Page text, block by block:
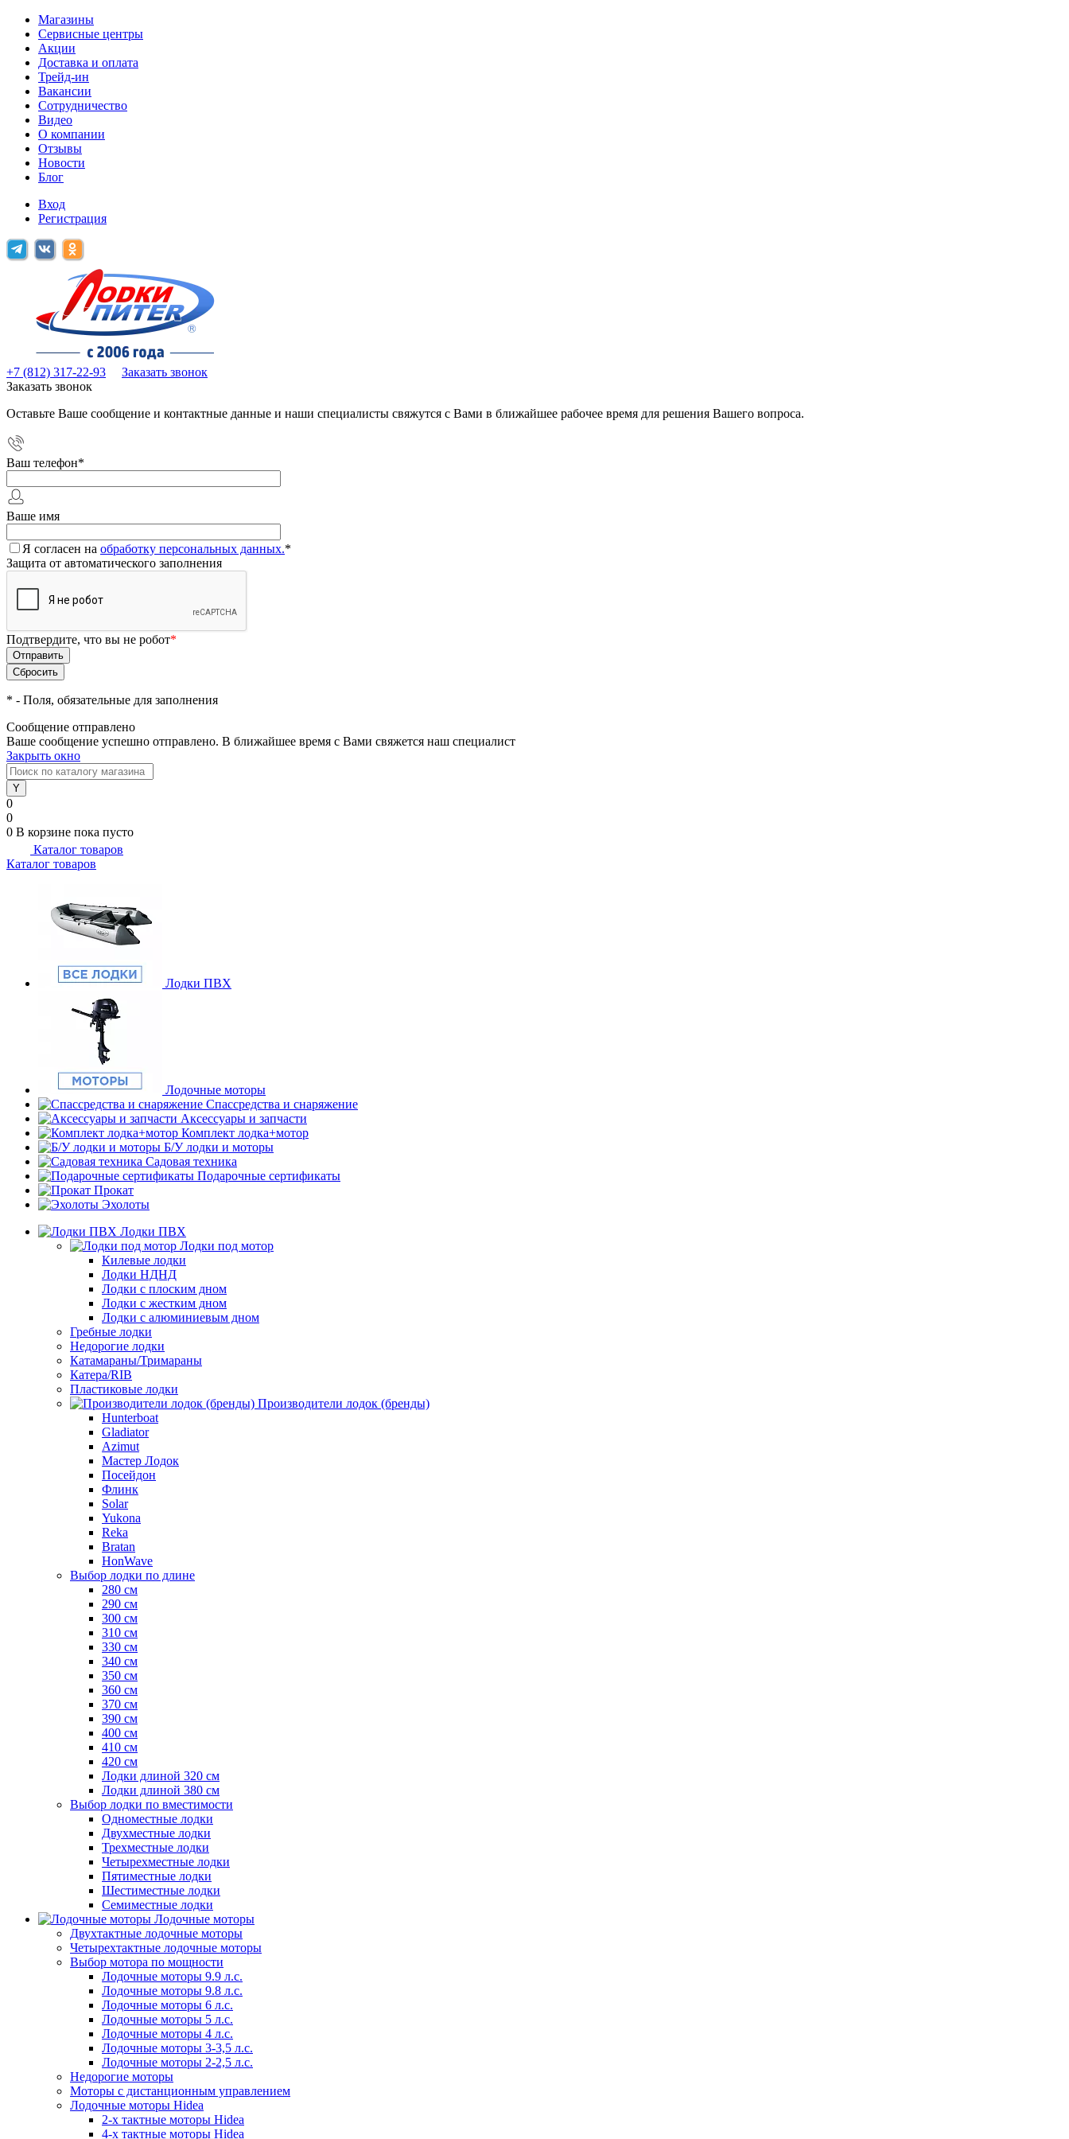
Магазины
Сервисные центры
Акции
Доставка и оплата
Трейд-ин
Вакансии
Сотрудничество
Видео
О компании
Отзывы
Новости
Блог
Вход
Регистрация
+7 (812) 317-22-93
Заказать звонок
Заказать звонок
Оставьте Ваше сообщение и контактные данные и наши специалисты свяжутся с Вами в ближайшее рабочее время для решения Вашего вопроса.
Ваш телефон*
Ваше имя
Я согласен на обработку персональных данных.*
Защита от автоматического заполнения
Подтвердите, что вы не робот*
* - Поля, обязательные для заполнения
Сообщение отправлено
Ваше сообщение успешно отправлено. В ближайшее время с Вами свяжется наш специалист
Закрыть окно
0
0
0 В корзине пока пусто
Каталог товаров
Каталог товаров
Лодки ПВХ
Лодочные моторы
Спассредства и снаряжение
Аксессуары и запчасти
Комплект лодка+мотор
Б/У лодки и моторы
Садовая техника
Подарочные сертификаты
Прокат
Эхолоты
Лодки ПВХ
Лодки под мотор
Килевые лодки
Лодки НДНД
Лодки с плоским дном
Лодки с жестким дном
Лодки с алюминиевым дном
Гребные лодки
Недорогие лодки
Катамараны/Тримараны
Катера/RIB
Пластиковые лодки
Производители лодок (бренды)
Hunterboat
Gladiator
Azimut
Мастер Лодок
Посейдон
Флинк
Solar
Yukona
Reka
Bratan
HonWave
Выбор лодки по длине
280 см
290 см
300 см
310 см
330 см
340 см
350 см
360 см
370 см
390 см
400 см
410 см
420 см
Лодки длиной 320 см
Лодки длиной 380 см
Выбор лодки по вместимости
Одноместные лодки
Двухместные лодки
Трехместные лодки
Четырехместные лодки
Пятиместные лодки
Шестиместные лодки
Семиместные лодки
Лодочные моторы
Двухтактные лодочные моторы
Четырехтактные лодочные моторы
Выбор мотора по мощности
Лодочные моторы 9.9 л.с.
Лодочные моторы 9.8 л.с.
Лодочные моторы 6 л.с.
Лодочные моторы 5 л.с.
Лодочные моторы 4 л.с.
Лодочные моторы 3-3,5 л.с.
Лодочные моторы 2-2,5 л.с.
Недорогие моторы
Моторы с дистанционным управлением
Лодочные моторы Hidea
2-х тактные моторы Hidea
4-х тактные моторы Hidea